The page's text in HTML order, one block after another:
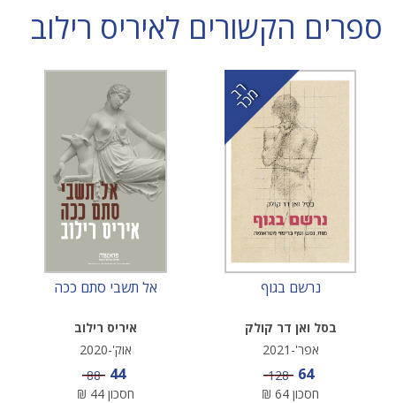
ספרים הקשורים לאיריס רילוב
ר
ב מ
כ
ר
נרשם בגוף
בסל ואן דר קולק
אפר'-2021
מחיר מבצע
64 מחיר
128
חסכון 64
₪
אל תשבי סתם ככה
איריס רילוב
אוק'-2020
מחיר מבצע
44 מחיר
88
חסכון 44
₪